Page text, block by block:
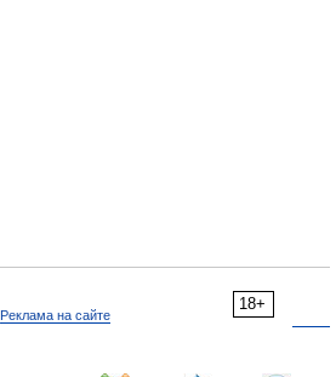
18+
Реклама на сайте